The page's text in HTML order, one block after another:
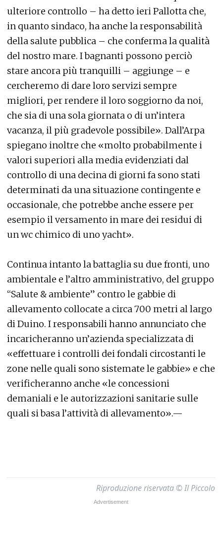
ulteriore controllo – ha detto ieri Pallotta che,
in quanto sindaco, ha anche la responsabilità
della salute pubblica – che conferma la qualità
del nostro mare. I bagnanti possono perciò
stare ancora più tranquilli – aggiunge – e
cercheremo di dare loro servizi sempre
migliori, per rendere il loro soggiorno da noi,
che sia di una sola giornata o di un’intera
vacanza, il più gradevole possibile». Dall’Arpa
spiegano inoltre che «molto probabilmente i
valori superiori alla media evidenziati dal
controllo di una decina di giorni fa sono stati
determinati da una situazione contingente e
occasionale, che potrebbe anche essere per
esempio il versamento in mare dei residui di
un wc chimico di uno yacht».
Continua intanto la battaglia su due fronti, uno
ambientale e l’altro amministrativo, del gruppo
“Salute & ambiente” contro le gabbie di
allevamento collocate a circa 700 metri al largo
di Duino. I responsabili hanno annunciato che
incaricheranno un’azienda specializzata di
«effettuare i controlli dei fondali circostanti le
zone nelle quali sono sistemate le gabbie» e che
verificheranno anche «le concessioni
demaniali e le autorizzazioni sanitarie sulle
quali si basa l’attività di allevamento».—
Riproduzione riservata © Il Piccolo